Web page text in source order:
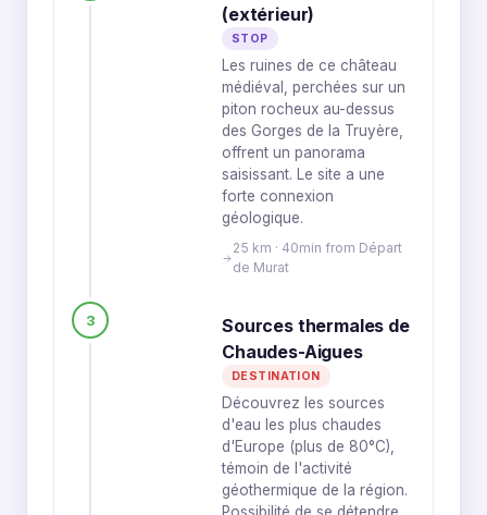
(extérieur)
STOP
Les ruines de ce château
médiéval, perchées sur un
piton rocheux au-dessus
des Gorges de la Truyère,
offrent un panorama
saisissant. Le site a une
forte connexion
géologique.
25 km · 40min from Départ
de Murat
3
Sources thermales de
Chaudes-Aigues
DESTINATION
Découvrez les sources
d'eau les plus chaudes
d'Europe (plus de 80°C),
témoin de l'activité
géothermique de la région.